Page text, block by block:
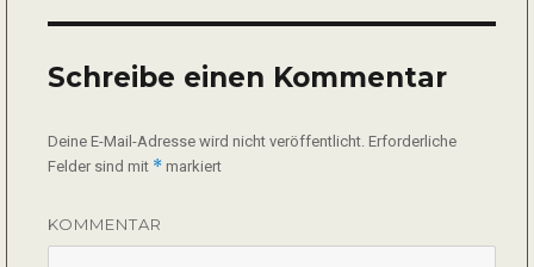
Schreibe einen Kommentar
Deine E-Mail-Adresse wird nicht veröffentlicht. Erforderliche
Felder sind mit *markiert
KOMMENTAR